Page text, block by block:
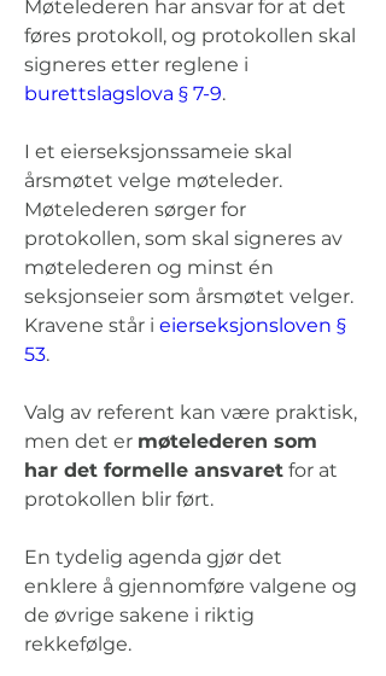
Møtelederen har ansvar for at det
føres protokoll, og protokollen skal
signeres etter reglene i
burettslagslova § 7-9.
I et eierseksjonssameie skal
årsmøtet velge møteleder.
Møtelederen sørger for
protokollen, som skal signeres av
møtelederen og minst én
seksjonseier som årsmøtet velger.
Kravene står i eierseksjonsloven §
53.
Valg av referent kan være praktisk,
men det er møtelederen som
har det formelle ansvaret for at
protokollen blir ført.
En tydelig agenda gjør det
enklere å gjennomføre valgene og
de øvrige sakene i riktig
rekkefølge.